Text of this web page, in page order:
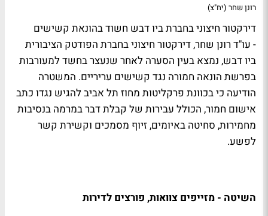
רונן שחר (יח"צ)
דירקטור חיצוני בחברת ביו דבש חשוד בהונאת קשישים
- עו"ד רונן שחר, דירקטור חיצוני בחברת הפודטק הציבורית
ביו דבש, נמצא בעין הסערה לאחר שנעצר בחשד למעורבות
בפרשת הונאה חמורה נגד קשישים עריריים. המשטרה
הודיעה כי בכוונת פרקליטות מחוז תל אביב להגיש נגדו כתב
אישום חמור, הכולל עבירות של קבלת דבר במרמה בנסיבות
מחמירות, סחיטה באיומים, זיוף מסמכים וקשירת קשר
לפשע.
השיטה - מזייפים צוואות, פורצים לדירות